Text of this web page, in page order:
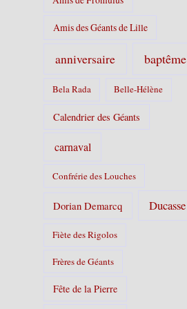
Amis des Géants de Lille
anniversaire baptême
Bela Rada Belle-Hélène
Calendrier des Géants
carnaval
Confrérie des Louches
Dorian Demarcq Ducasse
Fiète des Rigolos
Frères de Géants
Fête de la Pierre